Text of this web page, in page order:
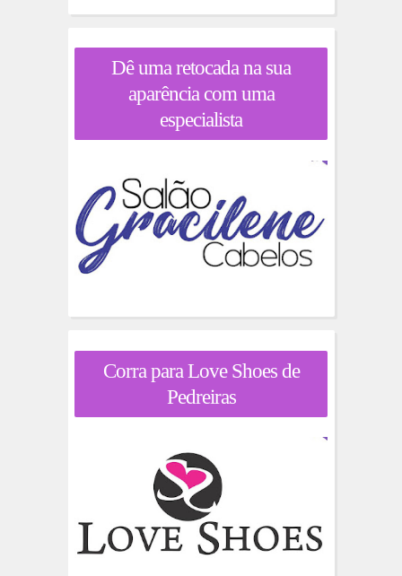
Dê uma retocada na sua
aparência com uma
especialista
Corra para Love Shoes de
Pedreiras